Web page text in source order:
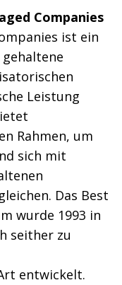
Companies
ist ein
Leistung
Rahmen, um
sich mit
Das Best
wurde 1993 in
seither zu
entwickelt.